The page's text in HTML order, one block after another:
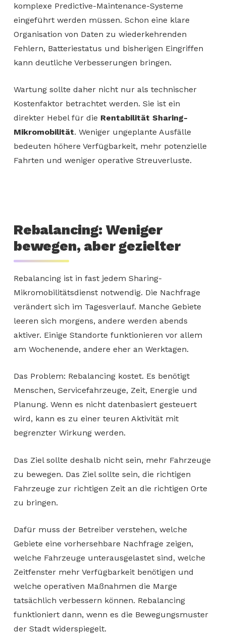
komplexe Predictive-Maintenance-Systeme
eingeführt werden müssen. Schon eine klare
Organisation von Daten zu wiederkehrenden
Fehlern, Batteriestatus und bisherigen Eingriffen
kann deutliche Verbesserungen bringen.
Wartung sollte daher nicht nur als technischer
Kostenfaktor betrachtet werden. Sie ist ein
direkter Hebel für die Rentabilität Sharing-
Mikromobilität. Weniger ungeplante Ausfälle
bedeuten höhere Verfügbarkeit, mehr potenzielle
Fahrten und weniger operative Streuverluste.
Rebalancing: Weniger
bewegen, aber gezielter
Rebalancing ist in fast jedem Sharing-
Mikromobilitätsdienst notwendig. Die Nachfrage
verändert sich im Tagesverlauf. Manche Gebiete
leeren sich morgens, andere werden abends
aktiver. Einige Standorte funktionieren vor allem
am Wochenende, andere eher an Werktagen.
Das Problem: Rebalancing kostet. Es benötigt
Menschen, Servicefahrzeuge, Zeit, Energie und
Planung. Wenn es nicht datenbasiert gesteuert
wird, kann es zu einer teuren Aktivität mit
begrenzter Wirkung werden.
Das Ziel sollte deshalb nicht sein, mehr Fahrzeuge
zu bewegen. Das Ziel sollte sein, die richtigen
Fahrzeuge zur richtigen Zeit an die richtigen Orte
zu bringen.
Dafür muss der Betreiber verstehen, welche
Gebiete eine vorhersehbare Nachfrage zeigen,
welche Fahrzeuge unterausgelastet sind, welche
Zeitfenster mehr Verfügbarkeit benötigen und
welche operativen Maßnahmen die Marge
tatsächlich verbessern können. Rebalancing
funktioniert dann, wenn es die Bewegungsmuster
der Stadt widerspiegelt.